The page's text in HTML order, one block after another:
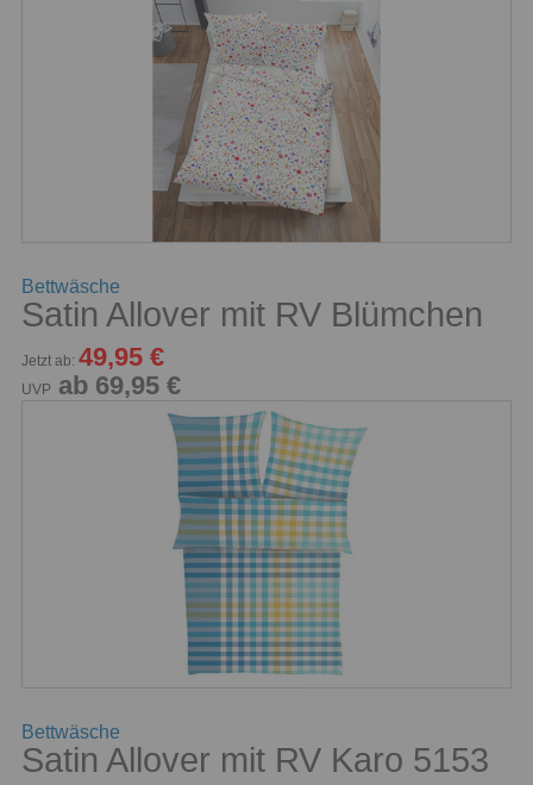
Bettwäsche
Satin Allover mit RV Blümchen
Jetzt ab: 49,95 €
UVP ab 69,95 €
Bettwäsche
Satin Allover mit RV Karo 5153